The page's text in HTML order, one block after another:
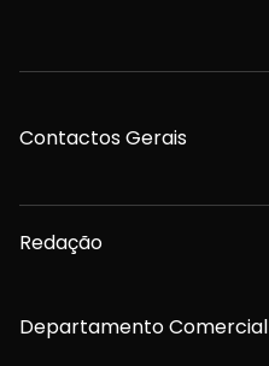
Contactos Gerais
Redação
Departamento Comercial